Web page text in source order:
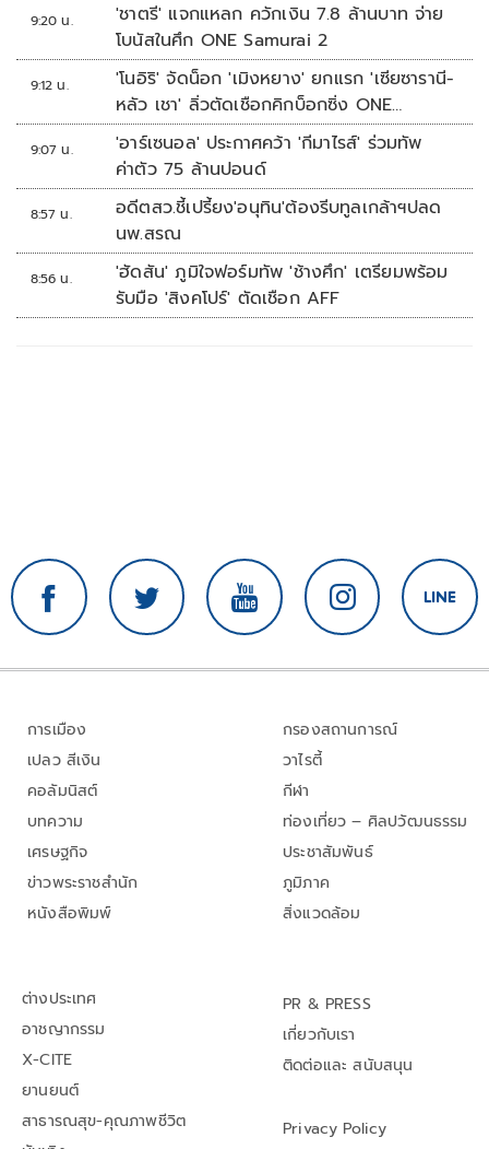
9:20 น.
'ชาตรี' แจกแหลก ควักเงิน 7.8 ล้านบาท จ่าย
โบนัสในศึก ONE Samurai 2
9:12 น.
'โนอิริ' จัดน็อก 'เมิงหยาง' ยกแรก 'เซียซารานี-
หลัว เชา' ลิ่วตัดเชือกคิกบ็อกซิ่ง ONE
Samurai 2
9:07 น.
'อาร์เซนอล' ประกาศคว้า 'กีมาไรส์' ร่วมทัพ
ค่าตัว 75 ล้านปอนด์
8:57 น.
อดีตสว.ชี้เปรี้ยง'อนุทิน'ต้องรีบทูลเกล้าฯปลด
นพ.สรณ
8:56 น.
'ฮัดสัน' ภูมิใจฟอร์มทัพ 'ช้างศึก' เตรียมพร้อม
รับมือ 'สิงคโปร์' ตัดเชือก AFF
การเมือง
เปลว สีเงิน
คอลัมนิสต์
บทความ
เศรษฐกิจ
ข่าวพระราชสำนัก
หนังสือพิมพ์
กรองสถานการณ์
วาไรตี้
กีฬา
ท่องเที่ยว – ศิลปวัฒนธรรม
ประชาสัมพันธ์
ภูมิภาค
สิ่งแวดล้อม
ต่างประเทศ
อาชญากรรม
X-CITE
ยานยนต์
สาธารณสุข-คุณภาพชีวิต
PR & PRESS
เกี่ยวกับเรา
ติดต่อและ สนับสนุน
Privacy Policy